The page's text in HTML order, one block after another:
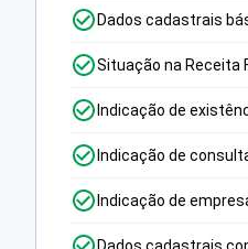
Dados cadastrais
Situação na Receita
Indicação de
Indicação de
Indicação de